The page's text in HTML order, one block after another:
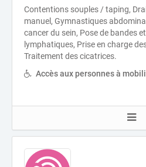
Contentions souples / taping,
manuel, Gymnastiques
cancer du sein, Pose de bandes
lymphatiques, Prise en charge
Traitement des cicatrices.
Accès aux personnes à